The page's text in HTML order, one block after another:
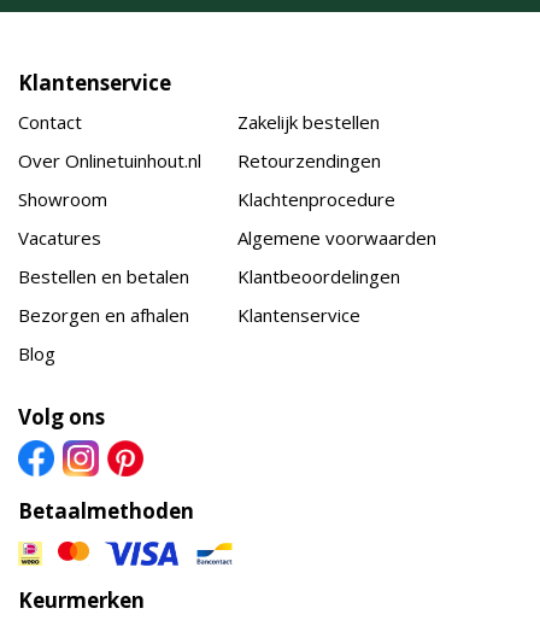
Klantenservice
Contact
Over Onlinetuinhout.nl
Showroom
Vacatures
Bestellen en betalen
Bezorgen en afhalen
Blog
Zakelijk bestellen
Retourzendingen
Klachtenprocedure
Algemene voorwaarden
Klantbeoordelingen
Klantenservice
Volg ons
Betaalmethoden
Keurmerken